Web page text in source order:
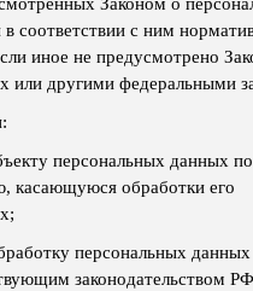
соответствии с ним
иное не предусмотрено
или другими федеральными
персональных данных по
касающуюся обработки его
персональных данных
законодательством